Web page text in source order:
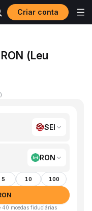
Criar conta
(Leu
)
SEI
RON
5 10 100
40 moedas fiduciárias